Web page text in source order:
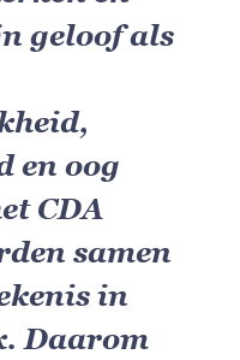
geloof als
en oog
CDA
samen
in
Daarom